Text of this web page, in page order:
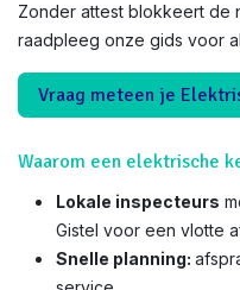
Zonder attest blokkeert de
raadpleeg onze gids voor
Vraag meteen je
Waarom een elektrische
Lokale inspecteurs
Gistel voor een vlotte
Snelle planning: